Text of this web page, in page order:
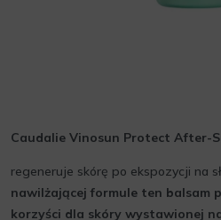
Caudalie Vinosun Protect After-
regeneruje skórę po ekspozycji na
nawilżającej formule ten balsam
korzyści dla skóry wystawionej na